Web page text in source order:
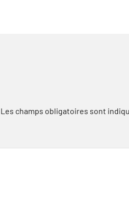
Les champs obligatoires sont